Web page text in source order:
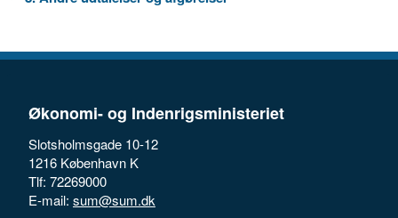
Økonomi- og Indenrigsministeriet
Slotsholmsgade 10-12
1216 København K
Tlf: 72269000
E-mail: sum@sum.dk